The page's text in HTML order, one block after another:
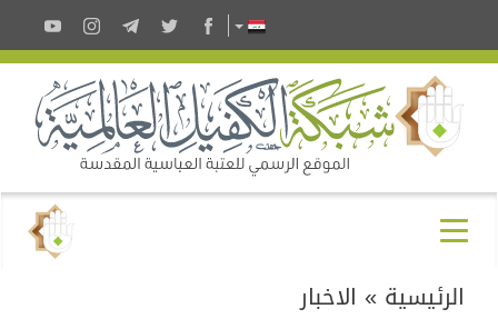
الرئيسية » الاخبار